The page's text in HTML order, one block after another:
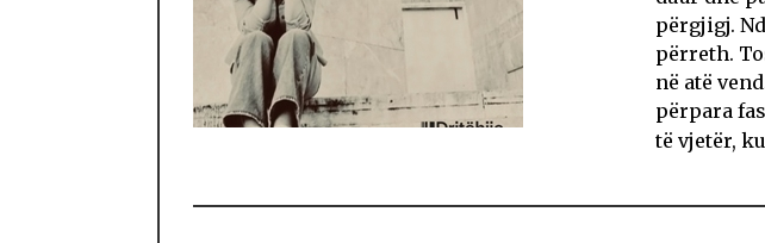
përgjigj.
përreth.
në atë
përpara
të vjetër,